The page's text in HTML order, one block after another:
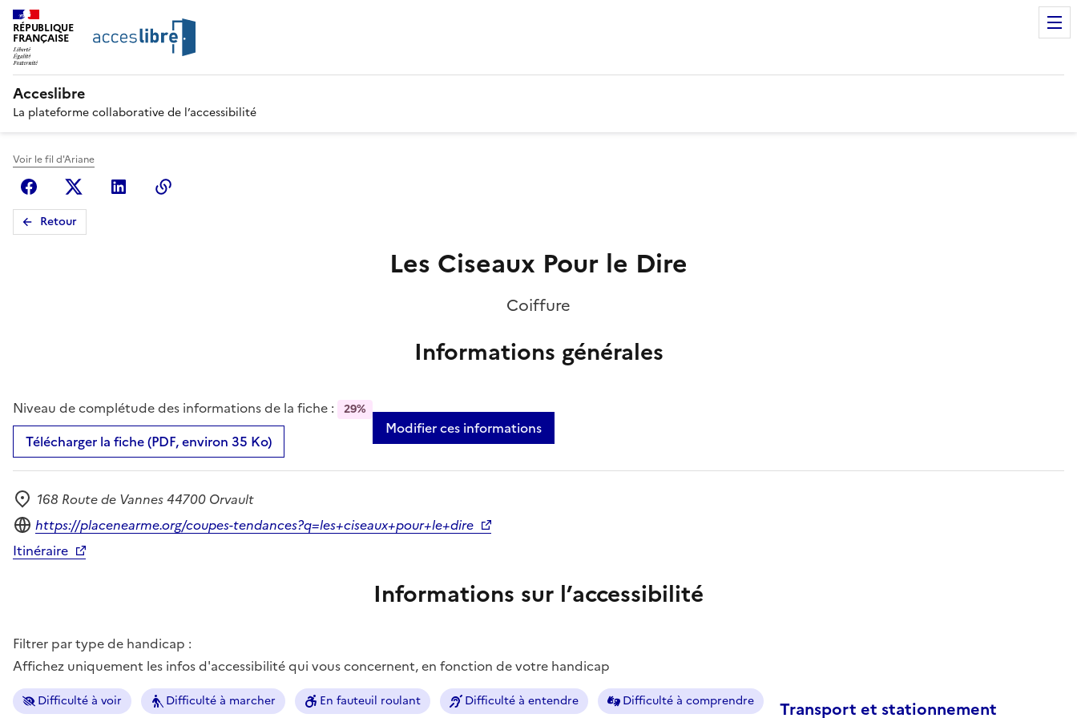
RÉPUBLIQUE
FRANÇAISE
Acceslibre
La plateforme collaborative de l’accessibilité
Voir le fil d'Ariane
FacebookX (anciennement Twitter)
Linkedin
Retour
Les Ciseaux Pour le Dire
Coiffure
Informations générales
Niveau de complétude des informations de la fiche : 29%
Télécharger la fiche (PDF, environ 35 Ko)
Modifier ces informations
Adresse
168 Route de Vannes 44700 Orvault
Site internet
https://placenearme.org/coupes-tendances?q=les+ciseaux+pour+le+dire
Itinéraire
Informations sur l’accessibilité
Filtrer par type de handicap :
Affichez uniquement les infos d'accessibilité qui vous concernent, en fonction de votre handicap
Difficulté à voir Difficulté à marcher En fauteuil roulant Difficulté à entendre Difficulté à comprendre Transport et stationnement